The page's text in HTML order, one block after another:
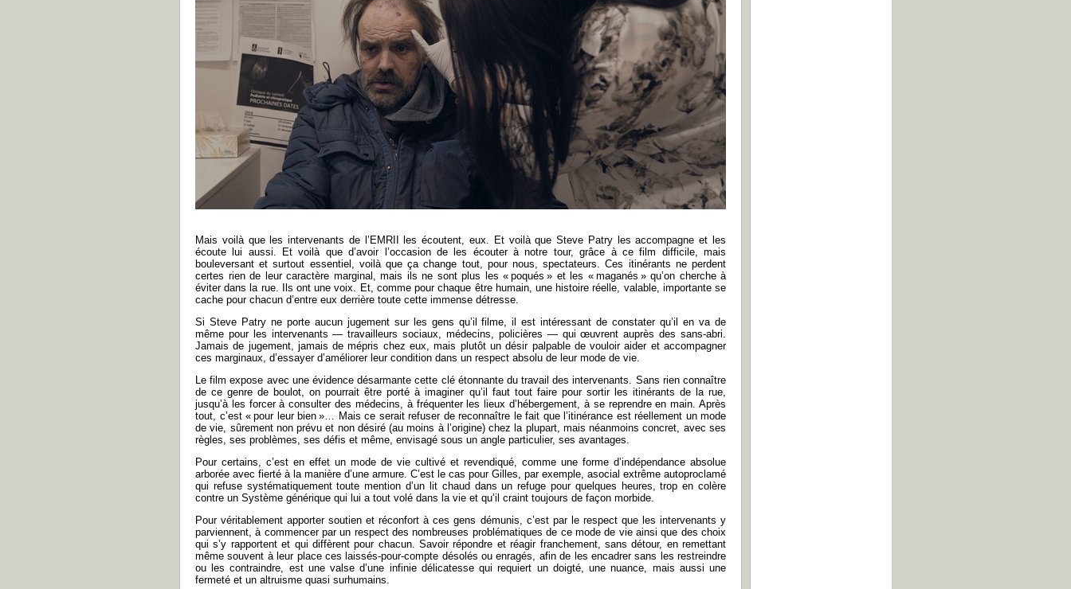
Mais voilà que les intervenants de l’EMRII les écoutent, eux. Et voilà que Steve Patry les accompagne et les
écoute lui aussi. Et voilà que d’avoir l’occasion de les écouter à notre tour, grâce à ce film difficile, mais
bouleversant et surtout essentiel, voilà que ça change tout, pour nous, spectateurs. Ces itinérants ne perdent
certes rien de leur caractère marginal, mais ils ne sont plus les « poqués » et les « maganés » qu’on cherche à
éviter dans la rue. Ils ont une voix. Et, comme pour chaque être humain, une histoire réelle, valable, importante se
cache pour chacun d’entre eux derrière toute cette immense détresse.
Si Steve Patry ne porte aucun jugement sur les gens qu’il filme, il est intéressant de constater qu’il en va de
même pour les intervenants — travailleurs sociaux, médecins, policières — qui œuvrent auprès des sans-abri.
Jamais de jugement, jamais de mépris chez eux, mais plutôt un désir palpable de vouloir aider et accompagner
ces marginaux, d’essayer d’améliorer leur condition dans un respect absolu de leur mode de vie.
Le film expose avec une évidence désarmante cette clé étonnante du travail des intervenants. Sans rien connaître
de ce genre de boulot, on pourrait être porté à imaginer qu’il faut tout faire pour sortir les itinérants de la rue,
jusqu’à les forcer à consulter des médecins, à fréquenter les lieux d’hébergement, à se reprendre en main. Après
tout, c’est « pour leur bien »… Mais ce serait refuser de reconnaître le fait que l’itinérance est réellement un mode
de vie, sûrement non prévu et non désiré (au moins à l’origine) chez la plupart, mais néanmoins concret, avec ses
règles, ses problèmes, ses défis et même, envisagé sous un angle particulier, ses avantages.
Pour certains, c’est en effet un mode de vie cultivé et revendiqué, comme une forme d’indépendance absolue
arborée avec fierté à la manière d’une armure. C’est le cas pour Gilles, par exemple, asocial extrême autoproclamé
qui refuse systématiquement toute mention d’un lit chaud dans un refuge pour quelques heures, trop en colère
contre un Système générique qui lui a tout volé dans la vie et qu’il craint toujours de façon morbide.
Pour véritablement apporter soutien et réconfort à ces gens démunis, c’est par le respect que les intervenants y
parviennent, à commencer par un respect des nombreuses problématiques de ce mode de vie ainsi que des choix
qui s’y rapportent et qui diffèrent pour chacun. Savoir répondre et réagir franchement, sans détour, en remettant
même souvent à leur place ces laissés-pour-compte désolés ou enragés, afin de les encadrer sans les restreindre
ou les contraindre, est une valse d’une infinie délicatesse qui requiert un doigté, une nuance, mais aussi une
fermeté et un altruisme quasi surhumains.